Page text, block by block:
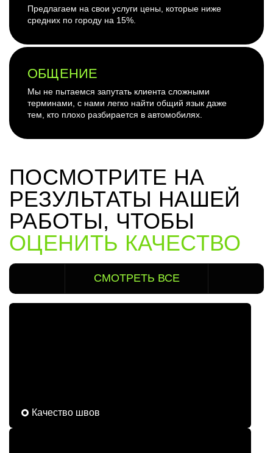
Предлагаем на свои услуги цены, которые ниже
средних по городу на 15%.
ОБЩЕНИЕ
Мы не пытаемся запутать клиента сложными
терминами, с нами легко найти общий язык даже
тем, кто плохо разбирается в автомобилях.
ПОСМОТРИТЕ НА
РЕЗУЛЬТАТЫ НАШЕЙ
РАБОТЫ, ЧТОБЫ
ОЦЕНИТЬ КАЧЕСТВО
СМОТРЕТЬ ВСЕ
Качество швов